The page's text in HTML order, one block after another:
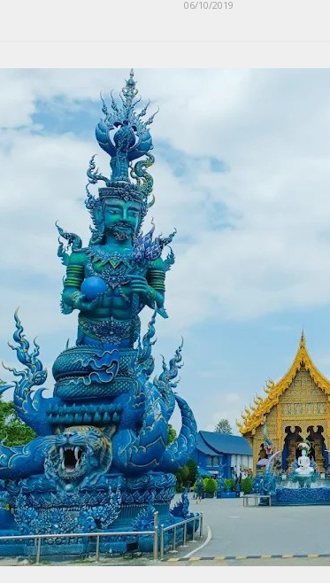
06/10/2019